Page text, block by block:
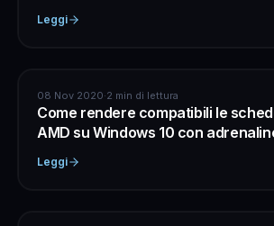
Leggi
ASSISTENZA COMPUTER
08 Nov 2020·2 min di lettura
Come rendere compatibili le
AMD su Windows 10 con
Leggi